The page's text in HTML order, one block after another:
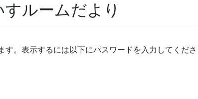
ルームだより
。表示するには以下にパスワードを入力してくださ